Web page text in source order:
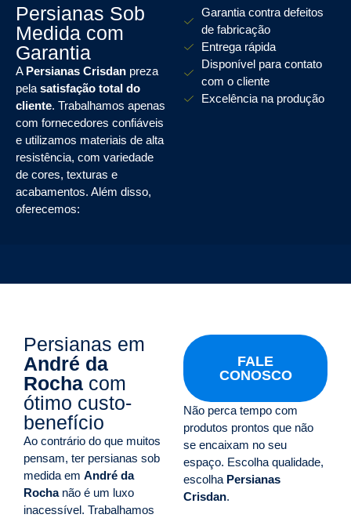
Persianas Sob
Medida com
Garantia
A Persianas Crisdan preza
pela satisfação total do
cliente. Trabalhamos apenas
com fornecedores confiáveis
e utilizamos materiais de alta
resistência, com variedade
de cores, texturas e
acabamentos. Além disso,
oferecemos:
Garantia contra defeitos
de fabricação
Entrega rápida
Disponível para contato
com o cliente
Excelência na produção
Persianas em
André da
Rocha com
ótimo custo-
benefício
Ao contrário do que muitos
pensam, ter persianas sob
medida em André da
Rocha não é um luxo
inacessível. Trabalhamos
FALE
CONOSCO
Não perca tempo com
produtos prontos que não
se encaixam no seu
espaço. Escolha qualidade,
escolha Persianas
Crisdan.